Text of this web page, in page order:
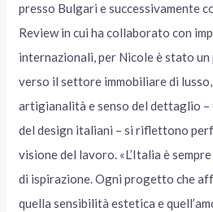
presso Bulgari e successivamente
Review in cui ha collaborato con
internazionali, per Nicole è stato
verso il settore immobiliare di
artigianalità e senso del dettaglio
del design italiani – si riflettono
visione del lavoro. «L’Italia è
di ispirazione. Ogni progetto che
quella sensibilità estetica e